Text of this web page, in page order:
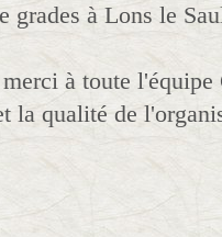
grades à Lons le
à toute l'équipe
la qualité de